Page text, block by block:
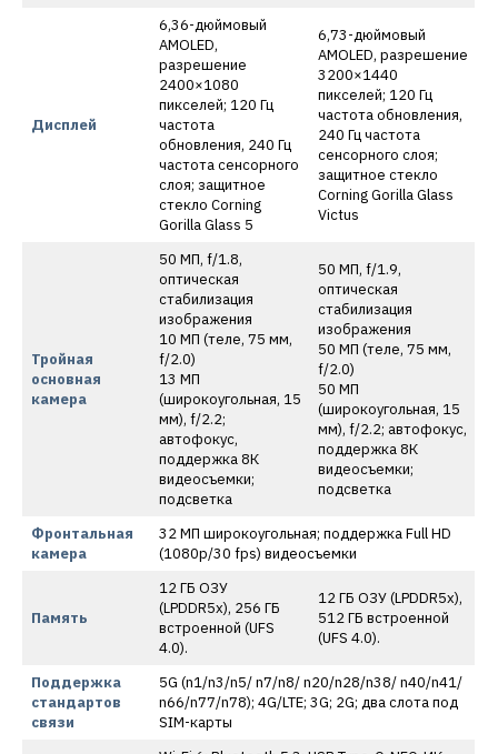
Дисплей
6,36-дюймовый
AMOLED,
разрешение
2400×1080
пикселей; 120 Гц
частота
обновления, 240 Гц
частота сенсорного
слоя; защитное
стекло Corning
Gorilla Glass 5
6,73-дюймовый
AMOLED, разрешение
3200×1440
пикселей; 120 Гц
частота обновления,
240 Гц частота
сенсорного слоя;
защитное стекло
Corning Gorilla Glass
Victus
Тройная
основная
камера
50 МП, f/1.8,
оптическая
стабилизация
изображения
10 МП (теле, 75 мм,
f/2.0)
13 МП
(широкоугольная, 15
мм), f/2.2;
автофокус,
поддержка 8К
видеосъемки;
подсветка
50 МП, f/1.9,
оптическая
стабилизация
изображения
50 МП (теле, 75 мм,
f/2.0)
50 МП
(широкоугольная, 15
мм), f/2.2; автофокус,
поддержка 8К
видеосъемки;
подсветка
Фронтальная
камера
32 МП широкоугольная; поддержка Full HD
(1080p/30 fps) видеосъемки
Память
12 ГБ ОЗУ
(LPDDR5x), 256 ГБ
встроенной (UFS
4.0).
12 ГБ ОЗУ (LPDDR5x),
512 ГБ встроенной
(UFS 4.0).
Поддержка
стандартов
связи
5G (n1/n3/n5/ n7/n8/ n20/n28/n38/ n40/n41/
n66/n77/n78); 4G/LTE; 3G; 2G; два слота под
SIM-карты